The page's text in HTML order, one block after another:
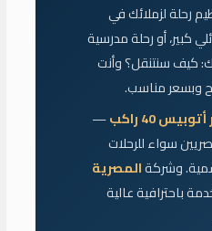
رحلة لزملائك في
كبير، أو رحلة مدرسية
كيف سنتنقل؟ وأنت
وبسعر مناسب.
40 راكب
—
سواء للرحلات
وشركةالمصرية
باحترافية عالية